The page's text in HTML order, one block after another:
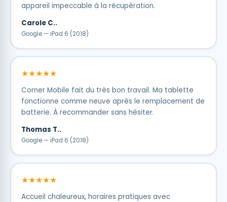
appareil impeccable à la récupération.
Carole C..
Google — iPad 6 (2018)
★★★★★
Corner Mobile fait du très bon travail. Ma tablette
fonctionne comme neuve après le remplacement de
batterie. À recommander sans hésiter.
Thomas T..
Google — iPad 6 (2018)
★★★★★
Accueil chaleureux, horaires pratiques avec